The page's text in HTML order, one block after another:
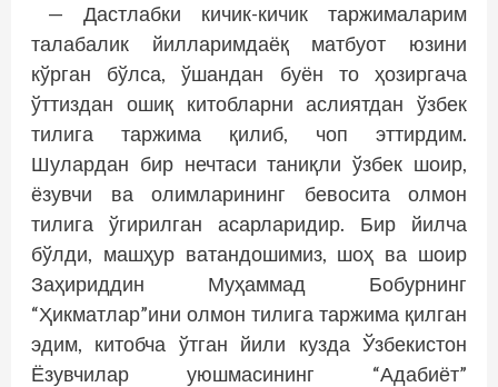
— Дастлабки кичик-кичик таржималарим
талабалик йилларимдаёқ матбуот юзини
кўрган бўлса, ўшандан буён то ҳозиргача
ўттиздан ошиқ китобларни аслиятдан ўзбек
тилига таржима қилиб, чоп эттирдим.
Шулардан бир нечтаси таниқли ўзбек шоир,
ёзувчи ва олимларининг бевосита олмон
тилига ўгирилган асарларидир. Бир йилча
бўлди, машҳур ватандошимиз, шоҳ ва шоир
Заҳириддин Муҳаммад Бобурнинг
“Ҳикматлар”ини олмон тилига таржима қилган
эдим, китобча ўтган йили кузда Ўзбекистон
Ёзувчилар уюшмасининг “Адабиёт”